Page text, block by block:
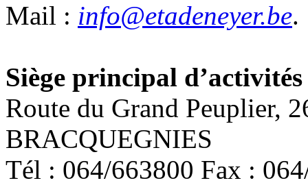
Mail : info@etadeneyer.be.
Siège principal
Route du Grand Peuplier,
BRACQUEGNIES
Tél : 064/663800 Fax :